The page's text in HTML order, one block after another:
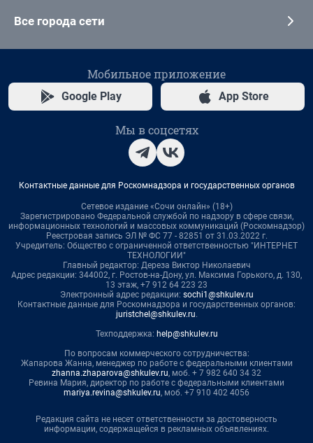
Все города сети
Мобильное приложение
Google Play App Store
Мы в соцсетях
Контактные данные для Роскомнадзора и государственных органов
Сетевое издание «Сочи онлайн» (18+)
Зарегистрировано Федеральной службой по надзору в сфере связи,
информационных технологий и массовых коммуникаций (Роскомнадзор)
Реестровая запись ЭЛ № ФС 77 - 82851 от 31.03.2022 г.
Учредитель: Общество с ограниченной ответственностью "ИНТЕРНЕТ
ТЕХНОЛОГИИ"
Главный редактор: Дереза Виктор Николаевич
Адрес редакции: 344002, г. Ростов-на-Дону, ул. Максима Горького, д. 130,
13 этаж, +7 912 64 223 23
Электронный адрес редакции: sochi1@shkulev.ru
Контактные данные для Роскомнадзора и государственных органов:
juristchel@shkulev.ru.
Техподдержка: help@shkulev.ru
По вопросам коммерческого сотрудничества:
Жапарова Жанна, менеджер по работе с федеральными клиентами
zhanna.zhaparova@shkulev.ru, моб. + 7 982 640 34 32
Ревина Мария, директор по работе с федеральными клиентами
mariya.revina@shkulev.ru, моб. +7 910 402 4056
Редакция сайта не несет ответственности за достоверность
информации, содержащейся в рекламных объявлениях.